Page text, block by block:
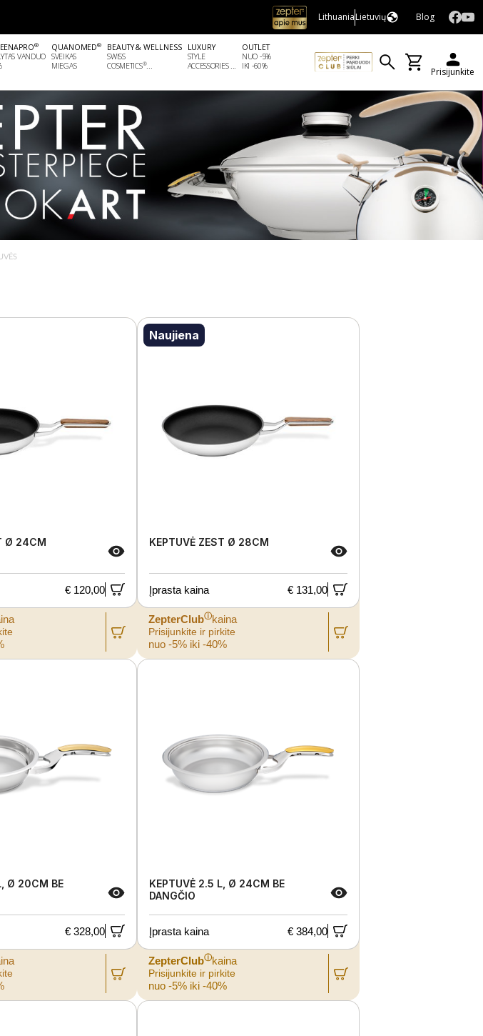
LithuaniaLietuvių Blog
®
VANDUO
QUANOMED®
SVEIKAS
MIEGAS
BEAUTY & WELLNESS
SWISS
COSMETICS®...
LUXURY
STYLE
ACCESSORIES ...
OUTLET
NUO -5%
IKI -60%
Prisijunkite
Ø 24CM
€ 120,00
Naujiena
KEPTUVĖ ZEST Ø 28CM
Įprasta kaina € 131,00
ZepterClubⓘkaina
Prisijunkite ir pirkite
nuo -5% iki -40%
Ø 20CM BE
€ 328,00
KEPTUVĖ 2.5 L, Ø 24CM BE
DANGČIO
Įprasta kaina € 384,00
ZepterClubⓘkaina
Prisijunkite ir pirkite
nuo -5% iki -40%